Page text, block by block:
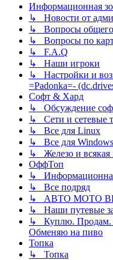
Информационная
↳ Новости от
↳ Вопросы общего
↳ Вопросы по
↳ F.A.Q
↳ Наши игроки
↳ Настройки и
=Padonka=-
Софт & Хард
↳ Обсуждение
↳ Сети и сетевые
↳ Все для Linux
↳ Все для Windows
↳ Железо и всякая
ОффТоп
↳
↳ Все подряд
↳ АВТО МОТО
↳ Наши путевые
↳ Куплю. Продам.
Обменяю на пиво
Топка
↳ Топка